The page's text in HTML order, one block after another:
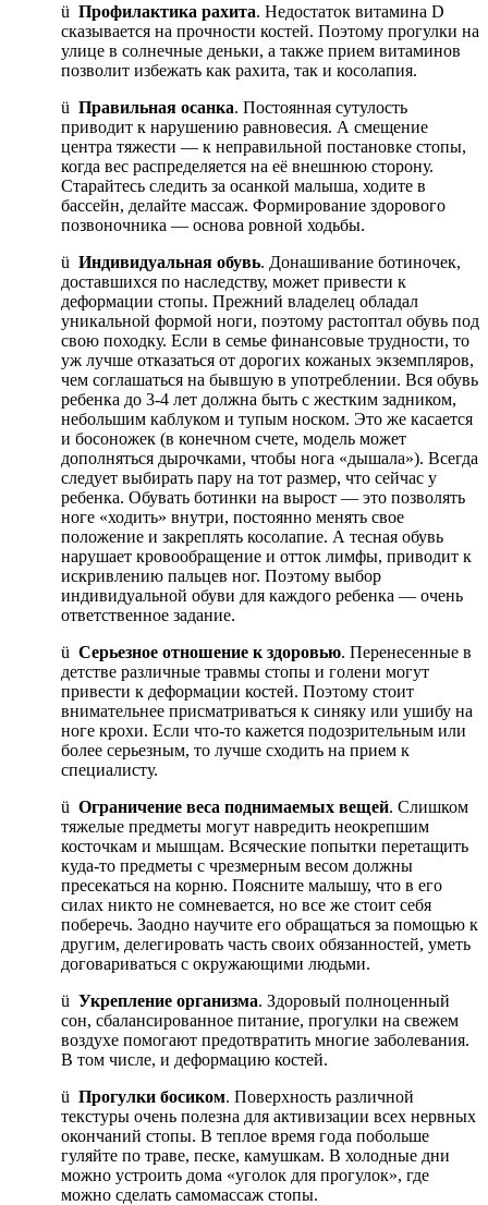
ü Профилактика рахита. Недостаток витамина D
сказывается на прочности костей. Поэтому прогулки на
улице в солнечные деньки, а также прием витаминов
позволит избежать как рахита, так и косолапия.
ü Правильная осанка. Постоянная сутулость
приводит к нарушению равновесия. А смещение
центра тяжести — к неправильной постановке стопы,
когда вес распределяется на её внешнюю сторону.
Старайтесь следить за осанкой малыша, ходите в
бассейн, делайте массаж. Формирование здорового
позвоночника — основа ровной ходьбы.
ü Индивидуальная обувь. Донашивание ботиночек,
доставшихся по наследству, может привести к
деформации стопы. Прежний владелец обладал
уникальной формой ноги, поэтому растоптал обувь под
свою походку. Если в семье финансовые трудности, то
уж лучше отказаться от дорогих кожаных экземпляров,
чем соглашаться на бывшую в употреблении. Вся обувь
ребенка до 3-4 лет должна быть с жестким задником,
небольшим каблуком и тупым носком. Это же касается
и босоножек (в конечном счете, модель может
дополняться дырочками, чтобы нога «дышала»). Всегда
следует выбирать пару на тот размер, что сейчас у
ребенка. Обувать ботинки на вырост — это позволять
ноге «ходить» внутри, постоянно менять свое
положение и закреплять косолапие. А тесная обувь
нарушает кровообращение и отток лимфы, приводит к
искривлению пальцев ног. Поэтому выбор
индивидуальной обуви для каждого ребенка — очень
ответственное задание.
ü Серьезное отношение к здоровью. Перенесенные в
детстве различные травмы стопы и голени могут
привести к деформации костей. Поэтому стоит
внимательнее присматриваться к синяку или ушибу на
ноге крохи. Если что-то кажется подозрительным или
более серьезным, то лучше сходить на прием к
специалисту.
ü Ограничение веса поднимаемых вещей. Слишком
тяжелые предметы могут навредить неокрепшим
косточкам и мышцам. Всяческие попытки перетащить
куда-то предметы с чрезмерным весом должны
пресекаться на корню. Поясните малышу, что в его
силах никто не сомневается, но все же стоит себя
поберечь. Заодно научите его обращаться за помощью к
другим, делегировать часть своих обязанностей, уметь
договариваться с окружающими людьми.
ü Укрепление организма. Здоровый полноценный
сон, сбалансированное питание, прогулки на свежем
воздухе помогают предотвратить многие заболевания.
В том числе, и деформацию костей.
ü Прогулки босиком. Поверхность различной
текстуры очень полезна для активизации всех нервных
окончаний стопы. В теплое время года побольше
гуляйте по траве, песке, камушкам. В холодные дни
можно устроить дома «уголок для прогулок», где
можно сделать самомассаж стопы.